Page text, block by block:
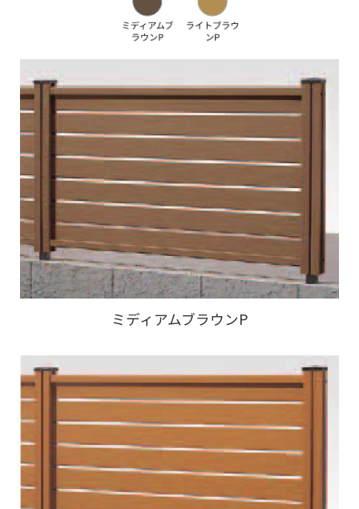
ミディアムブラウンP